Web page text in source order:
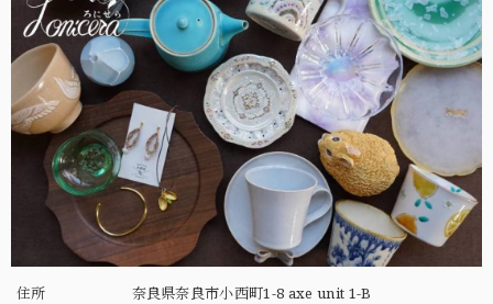
住所 奈良県奈良市小西町1-8 axe unit 1-B